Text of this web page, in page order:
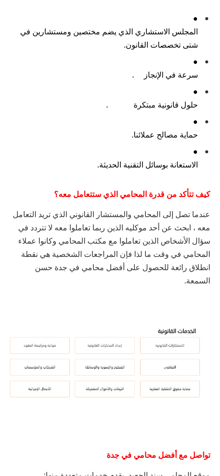
●
المجلس الاستشاري الذي يضم مختصين ومستشارين في
شتى تخصصات القانون.
●
سرعة في الإنجاز .
●
حلول قانونية مبتكرة .
●
حماية مصالح عملائنا.
●
الاستعانة بوسائل التقنية الحديثة.
كيف تتأكد من قدرة المحامي الذي ستتعامل معه؟
عندما تصل إلى المحامي والمستشار القانوني الذي تريد التعامل
معه ، ابحث عن أحد موكليه الذين ربما تعاملوا معه لاتتردد في
سؤال الأشخاص الذين تعاملوا مع مكتب المحامي وكانوا عملاء
المحامي في وقت ما لذا فإن المراجعات الشخصية هي نقطة
انطلاق رائعة للحصول على أفضل محامي في جدة حسن
السمعة.
تواصل مع أفضل محامي في جدة